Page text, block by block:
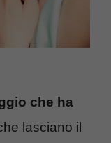
che ha
lasciano il